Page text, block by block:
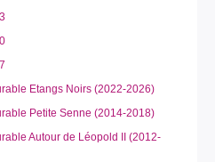
Etangs Noirs (2022-2026)
Petite Senne (2014-2018)
Autour de Léopold II (2012-